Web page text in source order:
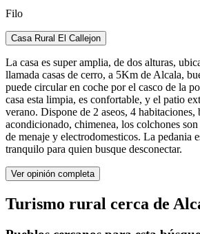
Filo
Casa Rural El Callejon
La casa es super amplia, de dos alturas,
llamada casas de cerro, a 5Km de Alcala,
puede circular en coche por el casco de la
casa esta limpia, es confortable, y el patio
verano. Dispone de 2 aseos, 4 habitaciones,
acondicionado, chimenea, los colchones
de menaje y electrodomesticos. La pedania
tranquilo para quien busque desconectar.
Ver opinión completa
Turismo rural cerca de